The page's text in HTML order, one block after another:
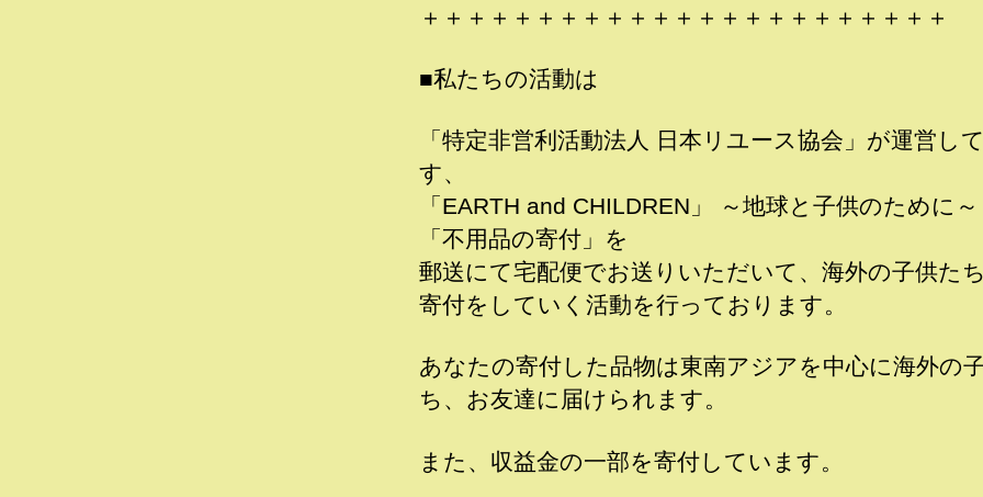
＋＋＋＋＋＋＋＋＋＋＋＋＋＋＋＋＋＋＋＋＋＋＋
■私たちの活動は
「特定非営利活動法人 日本リユース協会」が運営し
す、
「EARTH and CHILDREN」 ～地球と子供のために
「不用品の寄付」を
郵送にて宅配便でお送りいただいて、海外の子供た
寄付をしていく活動を行っております。
あなたの寄付した品物は東南アジアを中心に海外の
ち、お友達に届けられます。
また、収益金の一部を寄付しています。